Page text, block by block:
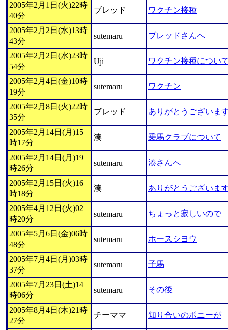
2005年2月1日(火)22時
40分
ブレッド ワクチン接種
2005年2月2日(水)13時
43分
sutemaru ブレッドさんへ
2005年2月2日(水)23時
54分
Uji ワクチン接種につい
2005年2月4日(金)10時
19分
sutemaru ワクチン
2005年2月8日(火)22時
35分
ブレッド ありがとうございま
2005年2月14日(月)15
時17分
湊 乗馬クラブについて
2005年2月14日(月)19
時26分
sutemaru 湊さんへ
2005年2月15日(火)16
時18分
湊 ありがとうございま
2005年4月12日(火)02
時20分
sutemaru ちょっと寂しいので
2005年5月6日(金)06時
48分
sutemaru ホースシヨウ
2005年7月4日(月)03時
37分
sutemaru 子馬
2005年7月23日(土)14
時06分
sutemaru その後
2005年8月4日(木)21時
27分
チーママ 知り合いのポニーが